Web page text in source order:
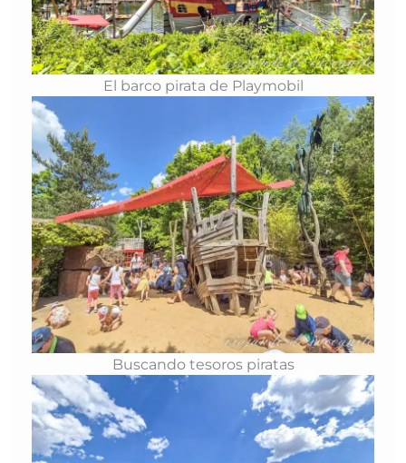
El barco pirata de Playmobil
Buscando tesoros piratas